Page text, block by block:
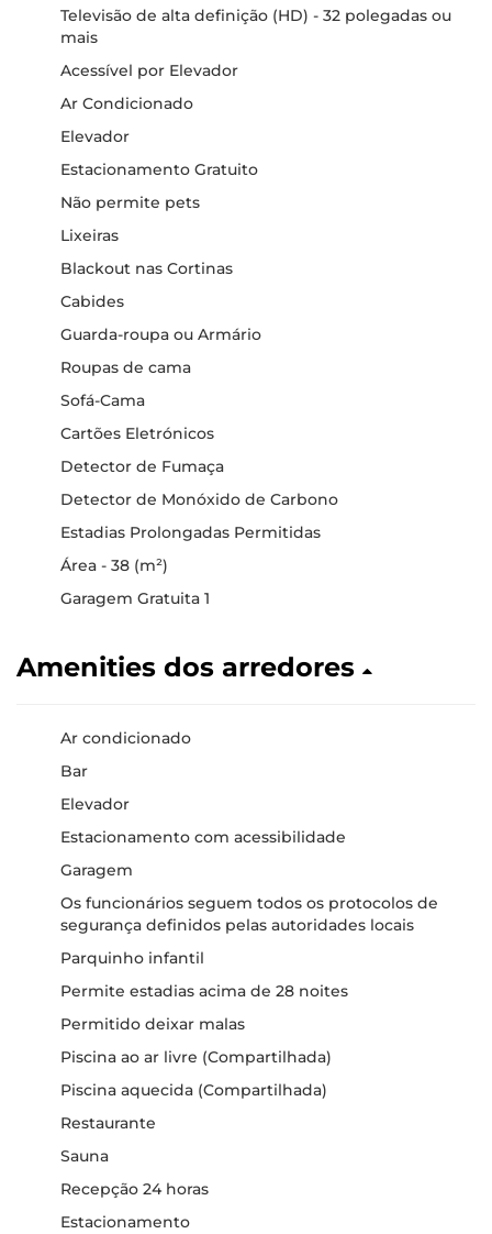
Televisão de alta definição (HD) - 32 polegadas ou
mais
Acessível por Elevador
Ar Condicionado
Elevador
Estacionamento Gratuito
Não permite pets
Lixeiras
Blackout nas Cortinas
Cabides
Guarda-roupa ou Armário
Roupas de cama
Sofá-Cama
Cartões Eletrónicos
Detector de Fumaça
Detector de Monóxido de Carbono
Estadias Prolongadas Permitidas
Área - 38 (m²)
Garagem Gratuita 1
Amenities dos arredores
Ar condicionado
Bar
Elevador
Estacionamento com acessibilidade
Garagem
Os funcionários seguem todos os protocolos de
segurança definidos pelas autoridades locais
Parquinho infantil
Permite estadias acima de 28 noites
Permitido deixar malas
Piscina ao ar livre (Compartilhada)
Piscina aquecida (Compartilhada)
Restaurante
Sauna
Recepção 24 horas
Estacionamento